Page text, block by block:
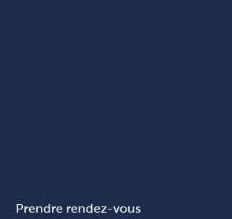
Prendre rendez-vous